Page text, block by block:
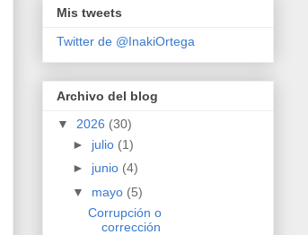
Mis tweets
Twitter de @InakiOrtega
Archivo del blog
▼ 2026 (30)
► julio (1)
► junio (4)
▼ mayo (5)
Corrupción o
corrección